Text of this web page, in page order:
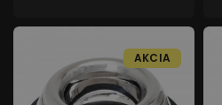
AKCIA